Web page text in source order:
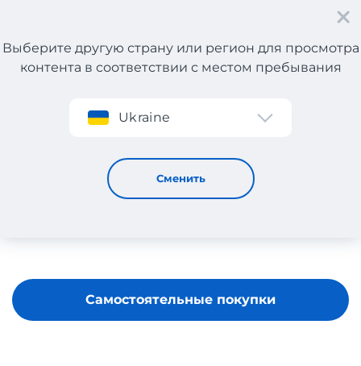
Регистрация
Выберите другую страну или регион для просмотра
контента в соответствии с местом пребывания
Ukraine
Сменить
Lynne
Самостоятельные покупки